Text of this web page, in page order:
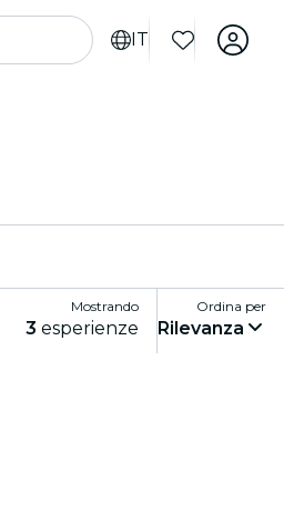
IT
Mostrando
3 esperienze
Ordina per
Rilevanza